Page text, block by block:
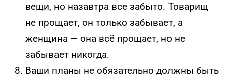
вещи, но назавтра все забыто. Товарищ
не прощает, он только забывает, а
женщина — она всё прощает, но не
забывает никогда.
Ваши планы не обязательно должны быть